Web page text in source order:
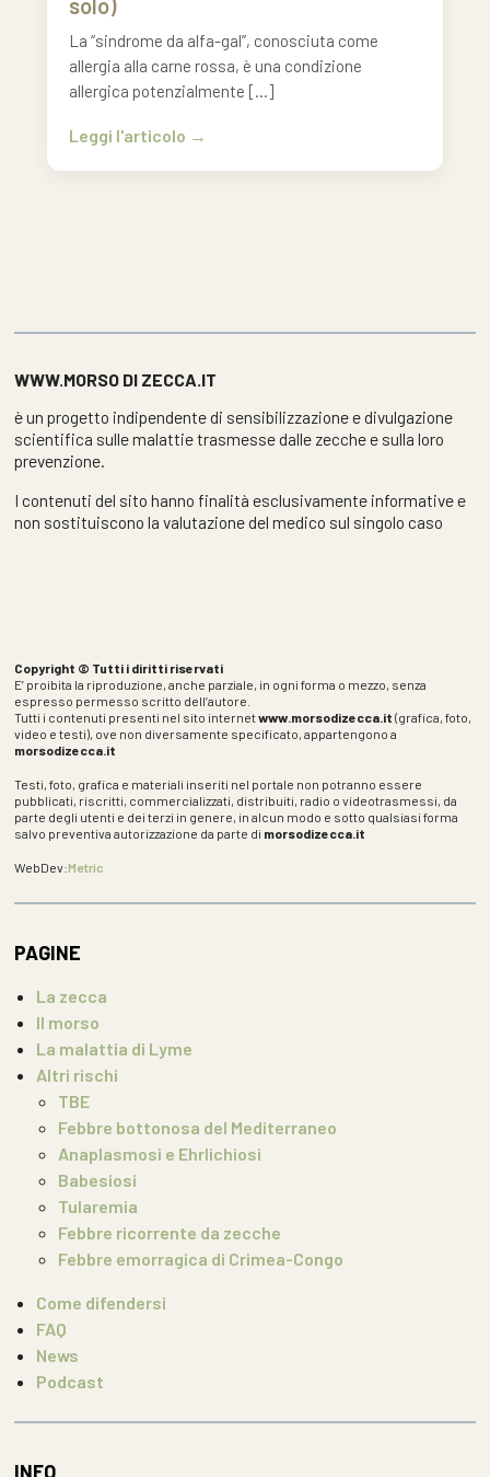
solo)
La “sindrome da alfa-gal”, conosciuta come
allergia alla carne rossa, è una condizione
allergica potenzialmente […]
Leggi l'articolo
WWW.MORSO DI ZECCA.IT
è un progetto indipendente di sensibilizzazione e divulgazione
scientifica sulle malattie trasmesse dalle zecche e sulla loro
prevenzione.
I contenuti del sito hanno finalità esclusivamente informative e
non sostituiscono la valutazione del medico sul singolo caso
Copyright © Tutti i diritti riservati
E’ proibita la riproduzione, anche parziale, in ogni forma o mezzo, senza
espresso permesso scritto dell’autore.
Tutti i contenuti presenti nel sito internetwww.morsodizecca.it (grafica, foto,
video e testi), ove non diversamente specificato, appartengono a
morsodizecca.it
Testi, foto, grafica e materiali inseriti nel portale non potranno essere
pubblicati, riscritti, commercializzati, distribuiti, radio o videotrasmessi, da
parte degli utenti e dei terzi in genere, in alcun modo e sotto qualsiasi forma
salvo preventiva autorizzazione da parte di morsodizecca.it
WebDev:Metric
PAGINE
La zecca
Il morso
La malattia di Lyme
Altri rischi
TBE
Febbre bottonosa del Mediterraneo
Anaplasmosi e Ehrlichiosi
Babesiosi
Tularemia
Febbre ricorrente da zecche
Febbre emorragica di Crimea-Congo
Come difendersi
FAQ
News
Podcast
INFO